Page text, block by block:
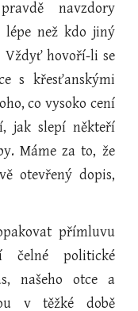
navzdory
lépe než kdo jiný
Vždyť hovoří-li se
s křesťanskými
co vysoko cení
jak slepí někteří
Máme za to, že
otevřený dopis,
přímluvu
politické
našeho otce a
v těžké době